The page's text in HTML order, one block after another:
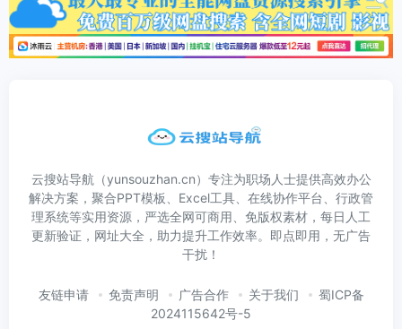
云搜站导航（yunsouzhan.cn）专注为职场人士提供高效办公
解决方案，聚合PPT模板、Excel工具、在线协作平台、行政管
理系统等实用资源，严选全网可商用、免版权素材，每日人工
更新验证，网址大全，助力提升工作效率。即点即用，无广告
干扰！
友链申请 免责声明 广告合作 关于我们
蜀ICP备
2024115642号-5